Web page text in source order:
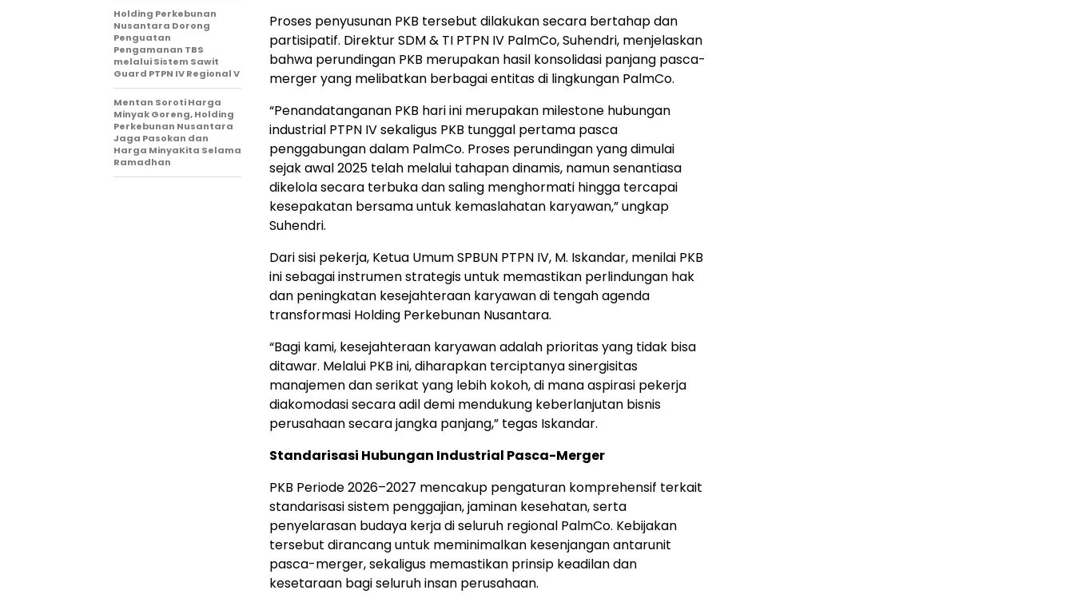
Proses penyusunan PKB tersebut dilakukan secara bertahap dan
partisipatif. Direktur SDM & TI PTPN IV PalmCo, Suhendri, menjelaskan
bahwa perundingan PKB merupakan hasil konsolidasi panjang pasca-
merger yang melibatkan berbagai entitas di lingkungan PalmCo.
“Penandatanganan PKB hari ini merupakan milestone hubungan
industrial PTPN IV sekaligus PKB tunggal pertama pasca
penggabungan dalam PalmCo. Proses perundingan yang dimulai
sejak awal 2025 telah melalui tahapan dinamis, namun senantiasa
dikelola secara terbuka dan saling menghormati hingga tercapai
kesepakatan bersama untuk kemaslahatan karyawan,” ungkap
Suhendri.
Dari sisi pekerja, Ketua Umum SPBUN PTPN IV, M. Iskandar, menilai PKB
ini sebagai instrumen strategis untuk memastikan perlindungan hak
dan peningkatan kesejahteraan karyawan di tengah agenda
transformasi Holding Perkebunan Nusantara.
“Bagi kami, kesejahteraan karyawan adalah prioritas yang tidak bisa
ditawar. Melalui PKB ini, diharapkan terciptanya sinergisitas
manajemen dan serikat yang lebih kokoh, di mana aspirasi pekerja
diakomodasi secara adil demi mendukung keberlanjutan bisnis
perusahaan secara jangka panjang,” tegas Iskandar.
Standarisasi Hubungan Industrial Pasca-Merger
PKB Periode 2026–2027 mencakup pengaturan komprehensif terkait
standarisasi sistem penggajian, jaminan kesehatan, serta
penyelarasan budaya kerja di seluruh regional PalmCo. Kebijakan
tersebut dirancang untuk meminimalkan kesenjangan antarunit
pasca-merger, sekaligus memastikan prinsip keadilan dan
kesetaraan bagi seluruh insan perusahaan.
Holding Perkebunan
Nusantara Dorong
Penguatan
Pengamanan TBS
melalui Sistem Sawit
Guard PTPN IV Regional V
Mentan Soroti Harga
Minyak Goreng, Holding
Perkebunan Nusantara
Jaga Pasokan dan
Harga MinyaKita Selama
Ramadhan